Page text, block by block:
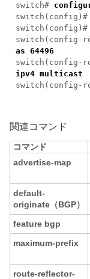
switch#
switch(config)#
switch(config)#
switch(config-
as 64496
switch(config-
ipv4 multicast
switch(config-
関連コマンド
コマンド
advertise-map
default-
originate（BGP）
feature bgp
maximum-prefix
route-reflector-